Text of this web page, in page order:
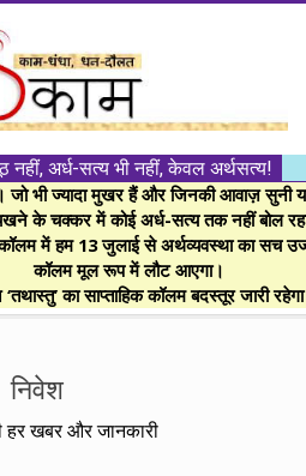
नहीं, अर्ध-सत्य भी नहीं, केवल अर्थसत्य!
भी ज्यादा मुखर हैं और जिनकी आवाज़ सुनी
के चक्कर में कोई अर्ध-सत्य तक नहीं बोल
कॉलम में हम 13 जुलाई से अर्थव्यवस्था का सच
कॉलम मूल रूप में लौट आएगा।
‘तथास्तु’ का साप्ताहिक कॉलम बदस्तूर जारी
निवेश
खबर और जानकारी